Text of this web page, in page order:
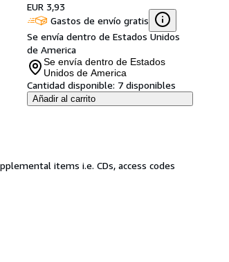
EUR 3,93
Gastos de envío gratis
Se envía dentro de Estados Unidos
de America
Se envía dentro de Estados
Unidos de America
Cantidad disponible: 7 disponibles
Añadir al carrito
items i.e. CDs, access codes